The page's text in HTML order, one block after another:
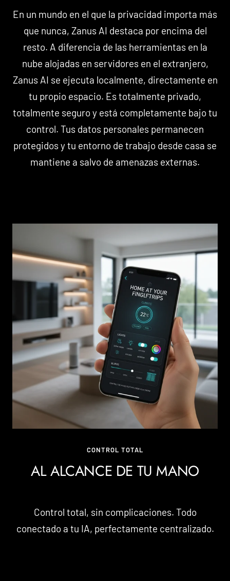
En un mundo en el que la privacidad importa más
que nunca, Zanus AI destaca por encima del
resto. A diferencia de las herramientas en la
nube alojadas en servidores en el extranjero,
Zanus AI se ejecuta localmente, directamente en
tu propio espacio. Es totalmente privado,
totalmente seguro y está completamente bajo tu
control. Tus datos personales permanecen
protegidos y tu entorno de trabajo desde casa se
mantiene a salvo de amenazas externas.
CONTROL TOTAL
AL ALCANCE DE TU MANO
Control total, sin complicaciones. Todo
conectado a tu IA, perfectamente centralizado.